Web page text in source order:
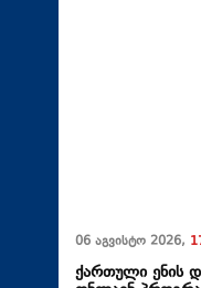
06 აგვისტო 2026,
ქართული ენის